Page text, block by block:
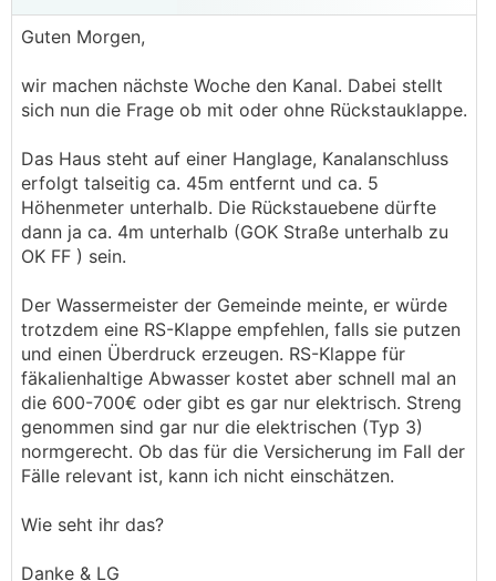
Guten Morgen,
wir machen nächste Woche den Kanal. Dabei stellt
sich nun die Frage ob mit oder ohne Rückstauklappe.
Das Haus steht auf einer Hanglage, Kanalanschluss
erfolgt talseitig ca. 45m entfernt und ca. 5
Höhenmeter unterhalb. Die Rückstauebene dürfte
dann ja ca. 4m unterhalb (GOK Straße unterhalb zu
OK FF ) sein.
Der Wassermeister der Gemeinde meinte, er würde
trotzdem eine RS-Klappe empfehlen, falls sie putzen
und einen Überdruck erzeugen. RS-Klappe für
fäkalienhaltige Abwasser kostet aber schnell mal an
die 600-700€ oder gibt es gar nur elektrisch. Streng
genommen sind gar nur die elektrischen (Typ 3)
normgerecht. Ob das für die Versicherung im Fall der
Fälle relevant ist, kann ich nicht einschätzen.
Wie seht ihr das?
Danke & LG